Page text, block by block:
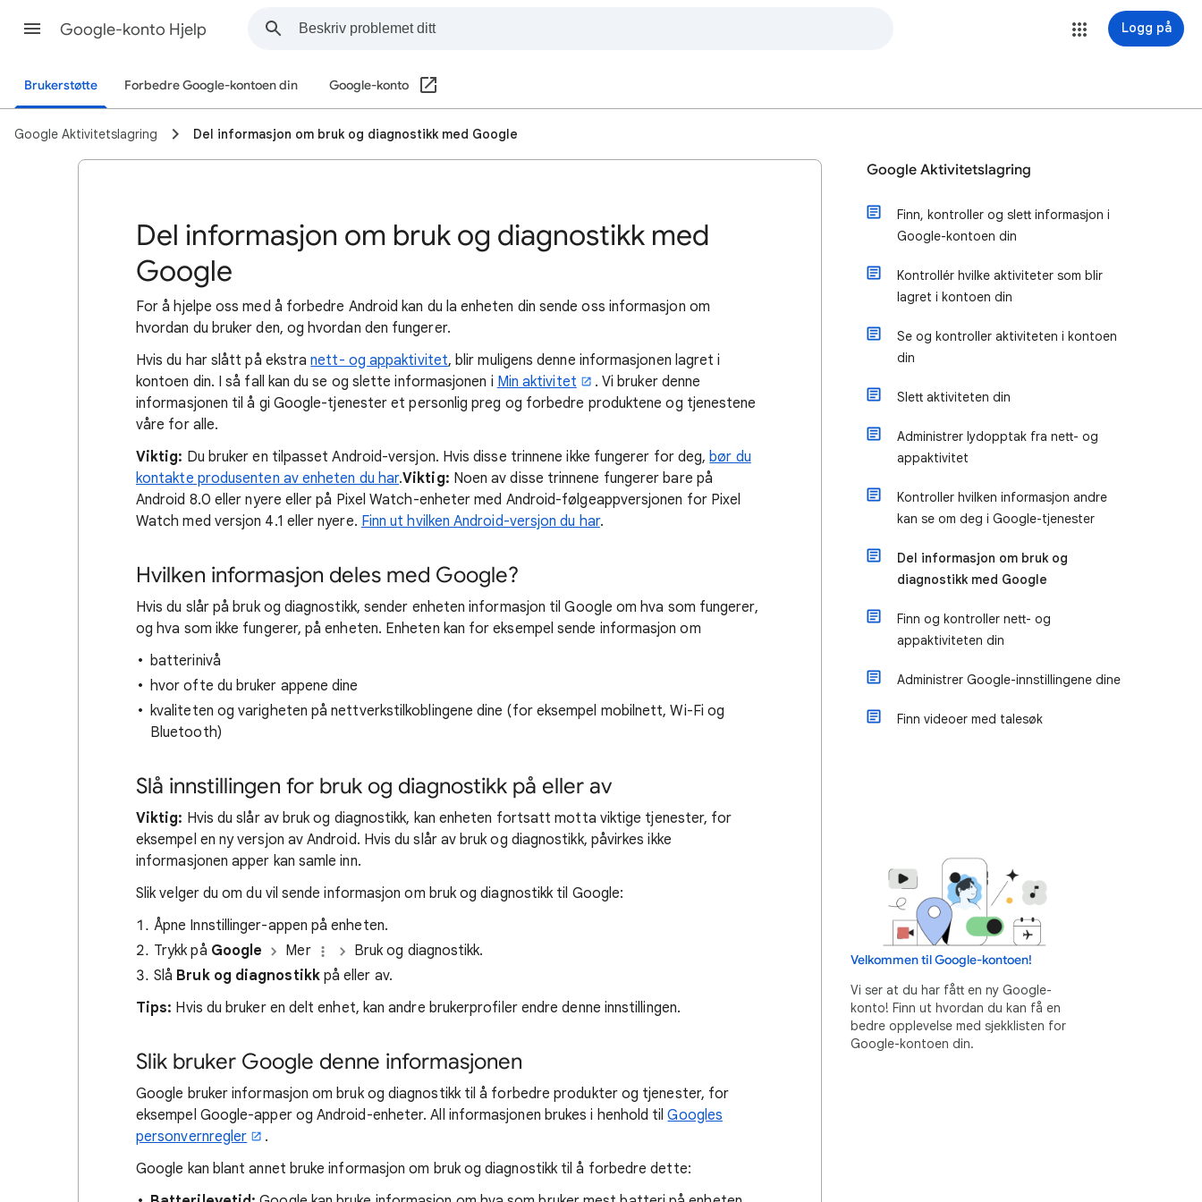
Google-konto Hjelp Logg på
Brukerstøtte Forbedre Google-kontoen din Google-konto
Google Aktivitetslagring Del informasjon om bruk og diagnostikk med Google
Del informasjon om bruk og diagnostikk med
Google
For å hjelpe oss med å forbedre Android kan du la enheten din sende oss informasjon om
hvordan du bruker den, og hvordan den fungerer.
Hvis du har slått på ekstranett- og appaktivitet, blir muligens denne informasjonen lagret i
kontoen din. I så fall kan du se og slette informasjonen i Min aktivitet
. Vi bruker denne
informasjonen til å gi Google-tjenester et personlig preg og forbedre produktene og tjenestene
våre for alle.
Viktig: Du bruker en tilpasset Android-versjon. Hvis disse trinnene ikke fungerer for deg,bør du
kontakte produsenten av enheten du har.Viktig: Noen av disse trinnene fungerer bare på
Android 8.0 eller nyere eller på Pixel Watch-enheter med Android-følgeappversjonen for Pixel
Watch med versjon 4.1 eller nyere. Finn ut hvilken Android-versjon du har.
Hvilken informasjon deles med Google?
Hvis du slår på bruk og diagnostikk, sender enheten informasjon til Google om hva som fungerer,
og hva som ikke fungerer, på enheten. Enheten kan for eksempel sende informasjon om
batterinivå
hvor ofte du bruker appene dine
kvaliteten og varigheten på nettverkstilkoblingene dine (for eksempel mobilnett, Wi-Fi og
Bluetooth)
Slå innstillingen for bruk og diagnostikk på eller av
Viktig: Hvis du slår av bruk og diagnostikk, kan enheten fortsatt motta viktige tjenester, for
eksempel en ny versjon av Android. Hvis du slår av bruk og diagnostikk, påvirkes ikke
informasjonen apper kan samle inn.
Slik velger du om du vil sende informasjon om bruk og diagnostikk til Google:
Åpne Innstillinger-appen på enheten.
Trykk på Google Mer
Bruk og diagnostikk.
Slå Bruk og diagnostikkpå eller av.
Tips: Hvis du bruker en delt enhet, kan andre brukerprofiler endre denne innstillingen.
Slik bruker Google denne informasjonen
Google bruker informasjon om bruk og diagnostikk til å forbedre produkter og tjenester, for
eksempel Google-apper og Android-enheter. All informasjonen brukes i henhold tilGoogles
personvernregler
.
Google kan blant annet bruke informasjon om bruk og diagnostikk til å forbedre dette:
Google Aktivitetslagring
Finn, kontroller og slett informasjon i
Google-kontoen din
Kontrollér hvilke aktiviteter som blir
lagret i kontoen din
Se og kontroller aktiviteten i kontoen
din
Slett aktiviteten din
Administrer lydopptak fra nett- og
appaktivitet
Kontroller hvilken informasjon andre
kan se om deg i Google-tjenester
Del informasjon om bruk og
diagnostikk med Google
Finn og kontroller nett- og
appaktiviteten din
Administrer Google-innstillingene dine
Finn videoer med talesøk
Velkommen til Google-kontoen!
Vi ser at du har fått en ny Google-
konto! Finn ut hvordan du kan få en
bedre opplevelse med sjekklisten for
Google-kontoen din.